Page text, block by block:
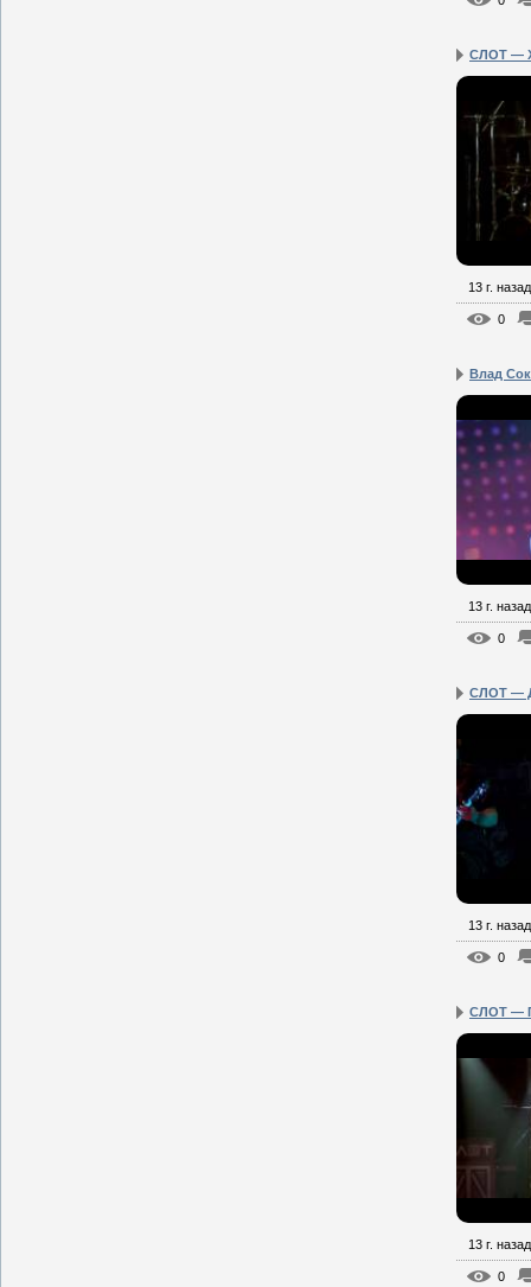
СЛОТ —
13 г. назад
0
Влад
13 г. назад
0
СЛОТ —
13 г. назад
0
СЛОТ —
13 г. назад
0